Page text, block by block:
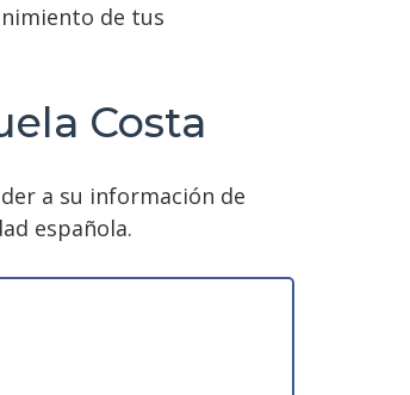
de tus
Costa
a su información de
española.